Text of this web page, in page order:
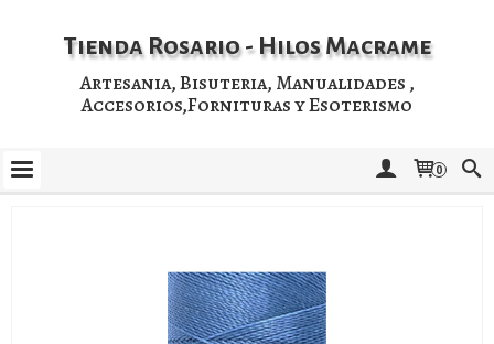
Tienda Rosario - Hilos Macrame
Artesania, Bisuteria, Manualidades ,
Accesorios,Fornituras y Esoterismo
0